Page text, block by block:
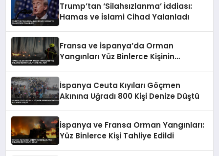
Trump’tan ‘Silahsızlanma’ İddiası:
Hamas ve İslami Cihad Yalanladı
Fransa ve İspanya’da Orman
Yangınları Yüz Binlerce Kişinin
İspanya Ceuta Kıyıları Göçmen
Akınına Uğradı 800 Kişi Denize Düştü
İspanya ve Fransa Orman Yangınları:
Yüz Binlerce Kişi Tahliye Edildi